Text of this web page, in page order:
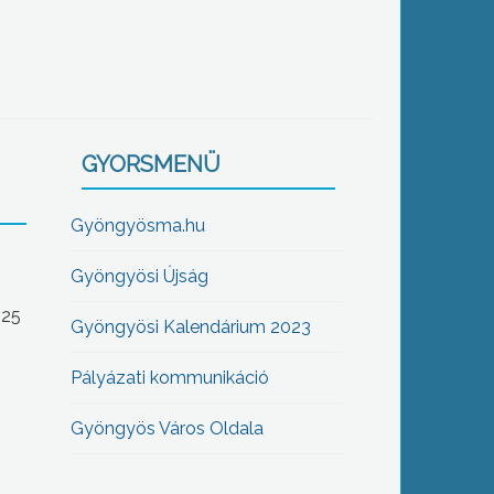
GYORSMENÜ
Gyöngyösma.hu
Gyöngyösi Újság
Gyöngyösi Kalendárium 2023
Pályázati kommunikáció
Gyöngyös Város Oldala